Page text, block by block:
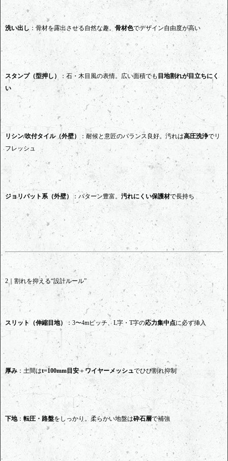
洗い出し：骨材を露出させる自然な趣。骨材色でデザイン自由度が高い
スタンプ（型押し） ：石・木目風の表情。広い面積でも目地割れが目立ちにく
い
リシン/吹付タイル（外壁） ：耐候と意匠のバランス良好。汚れは高圧洗浄でリ
フレッシュ
ジョリパット系（外壁） ：パターン豊富。 汚れにくい保護材で長持ち
2｜割れを抑える“設計ルール”
スリット（伸縮目地）：3〜4mピッチ、L字・T字の応力集中点に必ず挿入
厚み ：土間はt=100mm目安＋ワイヤーメッシュでひび割れ抑制
下地： 転圧・路盤をしっかり。柔らかい地盤は砕石層で補強